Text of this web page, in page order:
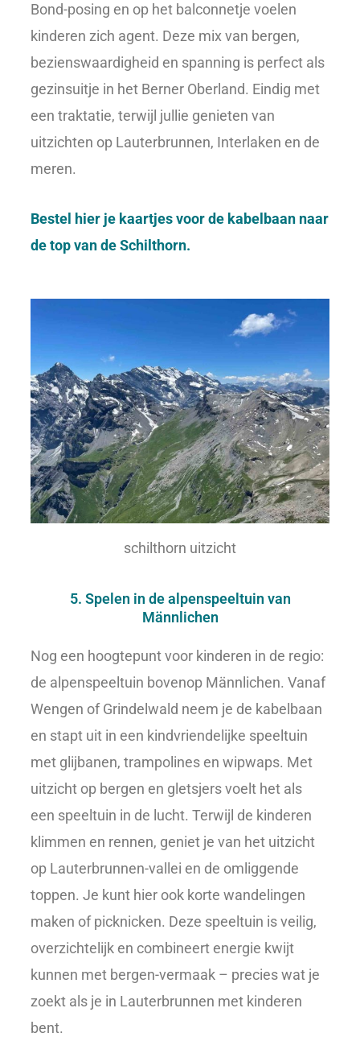
Bond-posing en op het balconnetje voelen
kinderen zich agent. Deze mix van bergen,
bezienswaardigheid en spanning is perfect als
gezinsuitje in het Berner Oberland. Eindig met
een traktatie, terwijl jullie genieten van
uitzichten op Lauterbrunnen, Interlaken en de
meren.
Bestel hier je kaartjes voor de kabelbaan naar
de top van de Schilthorn.
schilthorn uitzicht
5. Spelen in de alpenspeeltuin van
Männlichen
Nog een hoogtepunt voor kinderen in de regio:
de alpenspeeltuin bovenop Männlichen. Vanaf
Wengen of Grindelwald neem je de kabelbaan
en stapt uit in een kindvriendelijke speeltuin
met glijbanen, trampolines en wipwaps. Met
uitzicht op bergen en gletsjers voelt het als
een speeltuin in de lucht. Terwijl de kinderen
klimmen en rennen, geniet je van het uitzicht
op Lauterbrunnen-vallei en de omliggende
toppen. Je kunt hier ook korte wandelingen
maken of picknicken. Deze speeltuin is veilig,
overzichtelijk en combineert energie kwijt
kunnen met bergen-vermaak – precies wat je
zoekt als je in Lauterbrunnen met kinderen
bent.